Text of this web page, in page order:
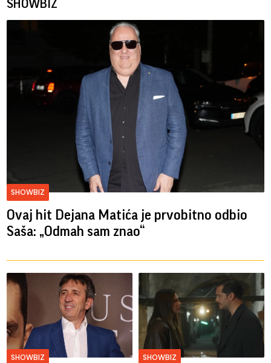
SHOWBIZ
SHOWBIZ
Ovaj hit Dejana Matića je prvobitno odbio
Saša: „Odmah sam znao“
SHOWBIZ SHOWBIZ